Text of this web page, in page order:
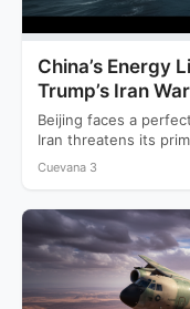
China’s Energy
Trump’s Iran
Beijing faces a
Iran threatens its
Cuevana 3